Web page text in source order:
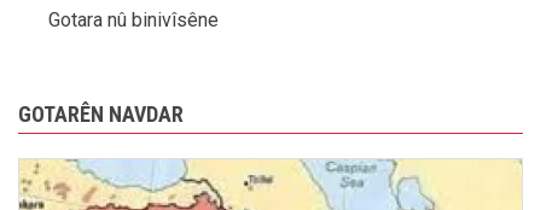
Gotara nû binivîsêne
GOTARÊN NAVDAR